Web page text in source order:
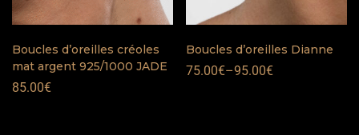
Boucles d’oreilles créoles
mat argent 925/1000 JADE
85.00€
Boucles d’oreilles Dianne
75.00€–95.00€